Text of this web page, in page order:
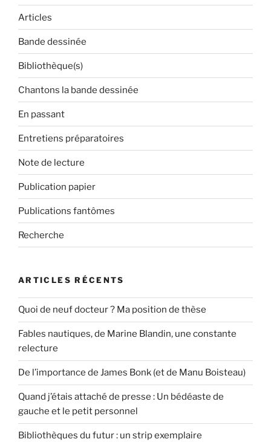
Articles
Bande dessinée
Bibliothèque(s)
Chantons la bande dessinée
En passant
Entretiens préparatoires
Note de lecture
Publication papier
Publications fantômes
Recherche
ARTICLES RÉCENTS
Quoi de neuf docteur ? Ma position de thèse
Fables nautiques, de Marine Blandin, une constante
relecture
De l’importance de James Bonk (et de Manu Boisteau)
Quand j’étais attaché de presse : Un bédéaste de
gauche et le petit personnel
Bibliothèques du futur : un strip exemplaire